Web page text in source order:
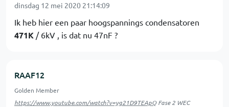
dinsdag 12 mei 2020 21:14:09
Ik heb hier een paar hoogspannings condensatoren
471K / 6kV , is dat nu 47nF ?
RAAF12
Golden Member
https://www.youtube.com/watch?v=yg21D9TEApQFase 2 WEC